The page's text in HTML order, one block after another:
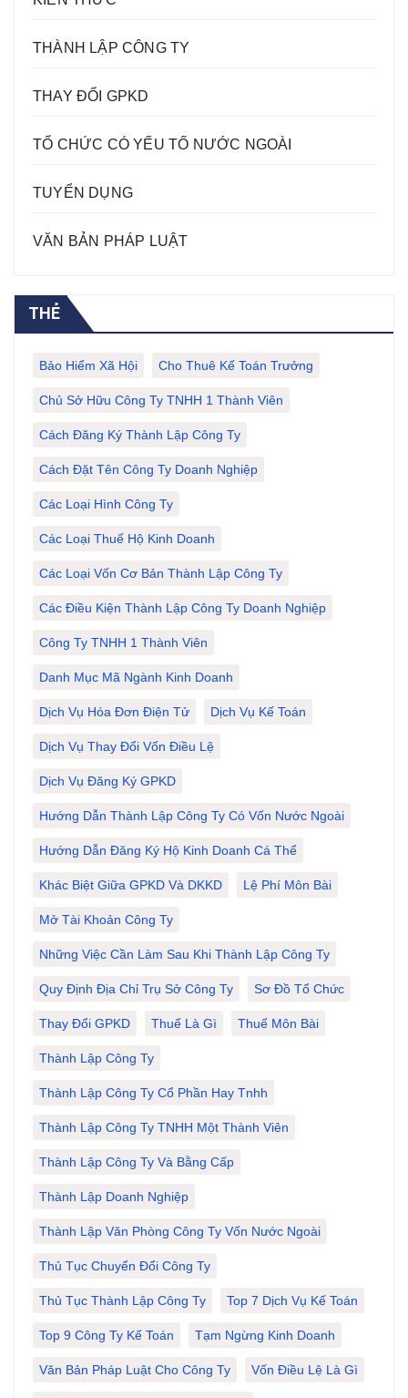
THÀNH LẬP CÔNG TY
THAY ĐỔI GPKD
TỔ CHỨC CÓ YẾU TỐ NƯỚC NGOÀI
TUYỂN DỤNG
VĂN BẢN PHÁP LUẬT
THẺ
Bảo Hiểm Xã Hội Cho Thuê Kế Toán Trưởng
Chủ Sở Hữu Công Ty TNHH 1 Thành Viên
Cách Đăng Ký Thành Lập Công Ty
Cách Đặt Tên Công Ty Doanh Nghiệp
Các Loại Hình Công Ty
Các Loại Thuế Hộ Kinh Doanh
Các Loại Vốn Cơ Bản Thành Lập Công Ty
Các Điều Kiện Thành Lập Công Ty Doanh Nghiệp
Công Ty TNHH 1 Thành Viên
Danh Mục Mã Ngành Kinh Doanh
Dịch Vụ Hóa Đơn Điện Tử Dịch Vụ Kế Toán
Dịch Vụ Thay Đổi Vốn Điều Lệ
Dịch Vụ Đăng Ký GPKD
Hướng Dẫn Thành Lập Công Ty Có Vốn Nước Ngoài
Hướng Dẫn Đăng Ký Hộ Kinh Doanh Cá Thể
Khác Biệt Giữa GPKD Và DKKD Lệ Phí Môn Bài
Mở Tài Khoản Công Ty
Những Việc Cần Làm Sau Khi Thành Lập Công Ty
Quy Định Địa Chỉ Trụ Sở Công Ty Sơ Đồ Tổ Chức
Thay Đổi GPKD Thuế Là Gì Thuế Môn Bài
Thành Lập Công Ty
Thành Lập Công Ty Cổ Phần Hay Tnhh
Thành Lập Công Ty TNHH Một Thành Viên
Thành Lập Công Ty Và Bằng Cấp
Thành Lập Doanh Nghiệp
Thành Lập Văn Phòng Công Ty Vốn Nước Ngoài
Thủ Tục Chuyển Đổi Công Ty
Thủ Tục Thành Lập Công Ty Top 7 Dịch Vụ Kế Toán
Top 9 Công Ty Kế Toán Tạm Ngừng Kinh Doanh
Văn Bản Pháp Luật Cho Công Ty Vốn Điều Lệ Là Gì